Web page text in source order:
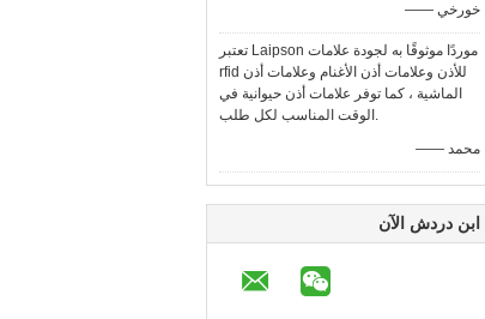
—— خورخي
تعتبر Laipson موردًا موثوقًا به لجودة علامات
rfid للأذن وعلامات أذن الأغنام وعلامات أذن
الماشية ، كما توفر علامات أذن حيوانية في
الوقت المناسب لكل طلب.
—— محمد
ابن دردش الآن